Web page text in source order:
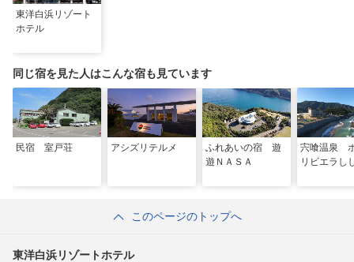
東洋白浜リゾート
ホテル
同じ宿を見た人はこんな宿も見ています
民宿 室戸荘 アシズリテルメ
ふれあいの宿 遊
遊ＮＡＳＡ
宍喰温泉
リビエラし
このページのトップへ
東洋白浜リゾートホテル